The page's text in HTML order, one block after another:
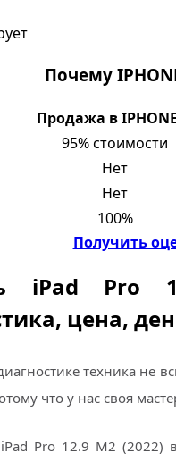
Почему
Продажа в
95% стоимости
Нет
Нет
100%
Получить
iPad Pro
цена,
техника не
что у нас своя
Pro 12.9 M2 (2022)